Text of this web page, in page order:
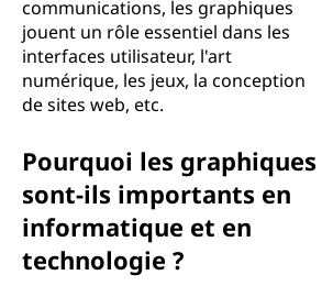
communications, les graphiques
jouent un rôle essentiel dans les
interfaces utilisateur, l'art
numérique, les jeux, la conception
de sites web, etc.
Pourquoi les graphiques
sont-ils importants en
informatique et en
technologie ?